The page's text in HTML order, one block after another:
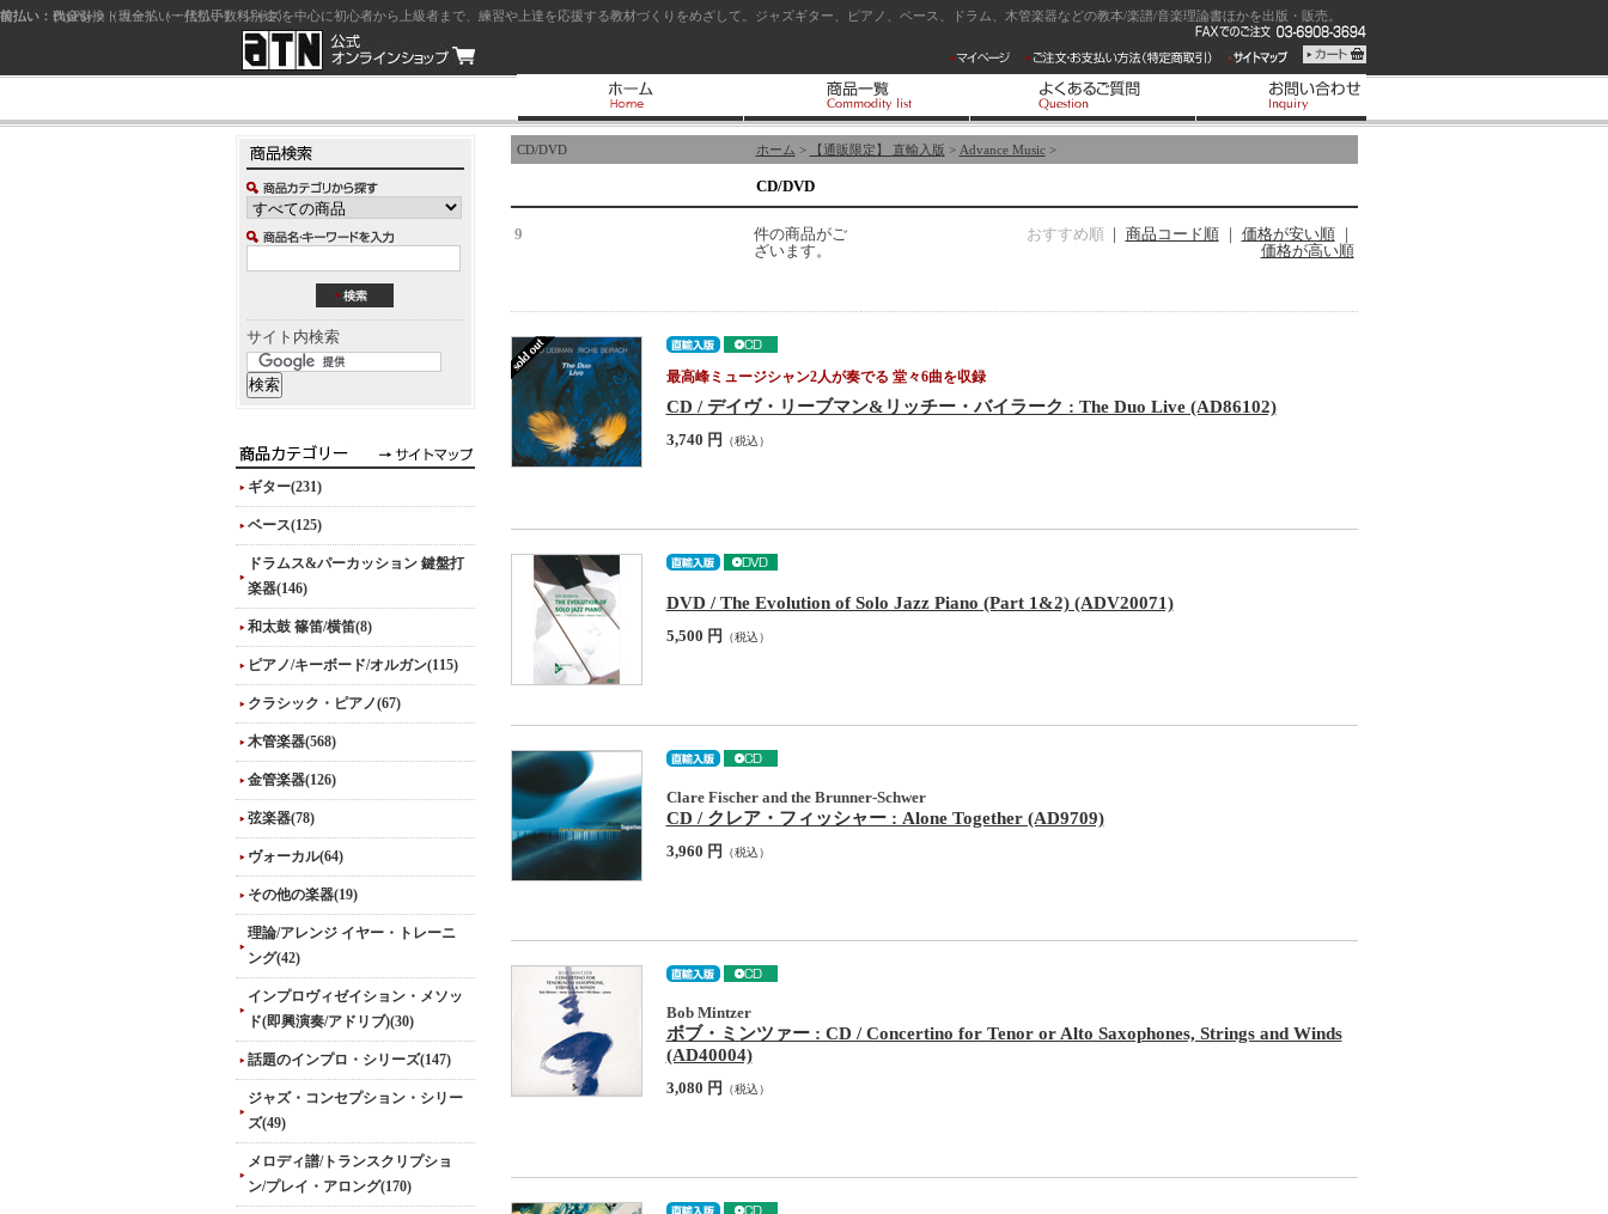
ジャズを中心に初心者から上級者まで、練習や上達を応援する教材づくりをめざして。ジャズギター、ピアノ、ベース、ドラム、木管楽器などの教本/楽譜/音楽理論書ほかを出版・販売。
サイト内検索
ギター(231)
ベース(125)
ドラムス&パーカッション 鍵盤打
楽器(146)
和太鼓 篠笛/横笛(8)
ピアノ/キーボード/オルガン(115)
クラシック・ピアノ(67)
木管楽器(568)
金管楽器(126)
弦楽器(78)
ヴォーカル(64)
その他の楽器(19)
理論/アレンジ イヤー・トレーニ
ング(42)
インプロヴィゼイション・メソッ
ド(即興演奏/アドリブ)(30)
話題のインプロ・シリーズ(147)
ジャズ・コンセプション・シリー
ズ(49)
メロディ譜/トランスクリプショ
ン/プレイ・アロング(170)
ホーム > 【通販限定】 直輸入版 > Advance Music>
CD/DVD
CD/DVD
9
件の商品がご
ざいます。
おすすめ順 商品コード順 価格が安い順
価格が高い順
最高峰ミュージシャン2人が奏でる 堂々6曲を収録
CD / デイヴ・リーブマン&リッチー・バイラーク : The Duo Live (AD86102)
3,740 円 （税込）
DVD / The Evolution of Solo Jazz Piano (Part 1&2) (ADV20071)
5,500 円 （税込）
Clare Fischer and the Brunner-Schwer
CD / クレア・フィッシャー : Alone Together (AD9709)
3,960 円 （税込）
Bob Mintzer
ボブ・ミンツァー : CD / Concertino for Tenor or Alto Saxophones, Strings and Winds
(AD40004)
3,080 円 （税込）
前払い：クレジットカード（一括払い）
後払い：代金引換（現金払い・代引手数料別途）
前払い：PayPay